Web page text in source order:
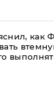
как